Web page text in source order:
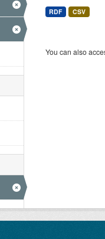
RDF CSV
You can also